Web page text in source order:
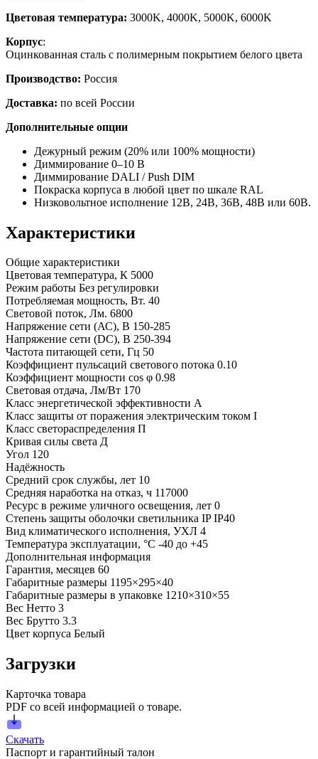
Цветовая температура: 3000K, 4000K, 5000K, 6000K
Корпус:
Оцинкованная сталь с полимерным покрытием белого цвета
Производство: Россия
Доставка: по всей России
Дополнительные опции
Дежурный режим (20% или 100% мощности)
Диммирование 0–10 В
Диммирование DALI / Push DIM
Покраска корпуса в любой цвет по шкале RAL
Низковольтное исполнение 12В, 24В, 36В, 48В или 60В.
Характеристики
Общие характеристики
Цветовая температура, К 5000
Режим работы Без регулировки
Потребляемая мощность, Вт. 40
Световой поток, Лм. 6800
Напряжение сети (АС), В 150-285
Напряжение сети (DC), В 250-394
Частота питающей сети, Гц 50
Коэффициент пульсаций светового потока 0.10
Коэффициент мощности cos φ 0.98
Световая отдача, Лм/Вт 170
Класс энергетической эффективности A
Класс защиты от поражения электрическим током I
Класс светораспределения П
Кривая силы света Д
Угол 120
Надёжность
Средний срок службы, лет 10
Средняя наработка на отказ, ч 117000
Ресурс в режиме уличного освещения, лет 0
Степень защиты оболочки светильника IP IP40
Вид климатического исполнения, УХЛ 4
Температура эксплуатации, °С -40 до +45
Дополнительная информация
Гарантия, месяцев 60
Габаритные размеры 1195×295×40
Габаритные размеры в упаковке 1210×310×55
Вес Нетто 3
Вес Брутто 3.3
Цвет корпуса Белый
Загрузки
Карточка товара
PDF со всей информацией о товаре.
Скачать
Паспорт и гарантийный талон